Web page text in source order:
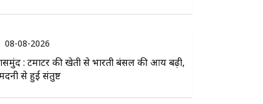
08-08-2026
: टमाटर की खेती से भारती बंसल की आय बढ़ी,
से हुई संतुष्ट